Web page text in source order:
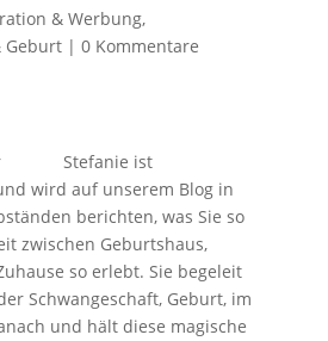
& Werbung,
Geburt| 0 Kommentare
Stefanie ist
wird auf unserem Blog in
berichten, was Sie so
zwischen Geburtshaus,
so erlebt. Sie begeleit
Schwangeschaft, Geburt, im
und hält diese magische